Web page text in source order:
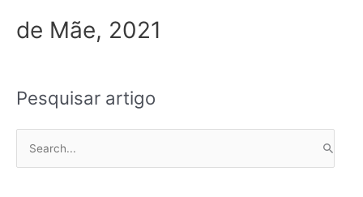
de Mãe, 2021
Pesquisar artigo